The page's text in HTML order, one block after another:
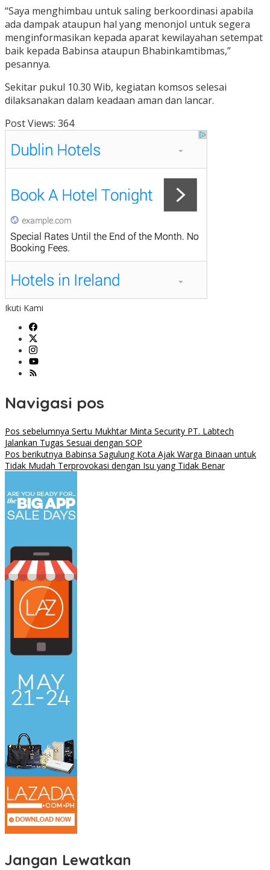
“Saya menghimbau untuk saling berkoordinasi apabila
ada dampak ataupun hal yang menonjol untuk segera
menginformasikan kepada aparat kewilayahan setempat
baik kepada Babinsa ataupun Bhabinkamtibmas,”
pesannya.
Sekitar pukul 10.30 Wib, kegiatan komsos selesai
dilaksanakan dalam keadaan aman dan lancar.
Post Views: 364
Ikuti Kami
Navigasi pos
Pos sebelumnya Sertu Mukhtar Minta Security PT. Labtech
Jalankan Tugas Sesuai dengan SOP
Pos berikutnya Babinsa Sagulung Kota Ajak Warga Binaan untuk
Tidak Mudah Terprovokasi dengan Isu yang Tidak Benar
Jangan Lewatkan